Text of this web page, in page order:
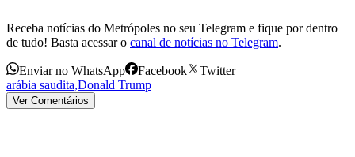
Receba notícias do Metrópoles no seu Telegram e fique por dentro
de tudo! Basta acessar o canal de notícias no Telegram.
Enviar no WhatsApp Facebook
Twitter
arábia saudita,Donald Trump
Ver Comentários